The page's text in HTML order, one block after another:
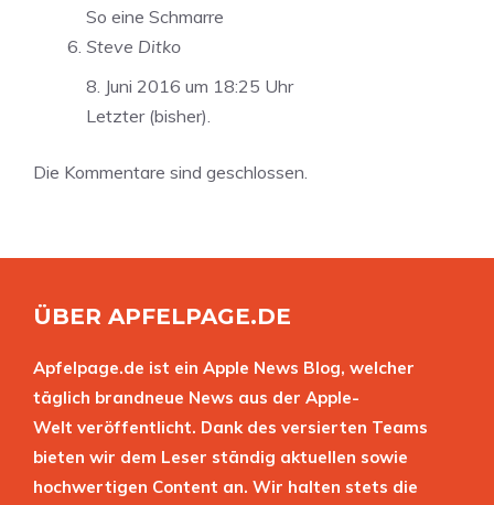
So eine Schmarre
Steve Ditko
8. Juni 2016 um 18:25 Uhr
Letzter (bisher).
Die Kommentare sind geschlossen.
ÜBER APFELPAGE.DE
Apfelpage.de ist ein Apple News Blog, welcher
täglich brandneue News aus der Apple-
Welt veröffentlicht. Dank des versierten Teams
bieten wir dem Leser ständig aktuellen sowie
hochwertigen Content an. Wir halten stets die